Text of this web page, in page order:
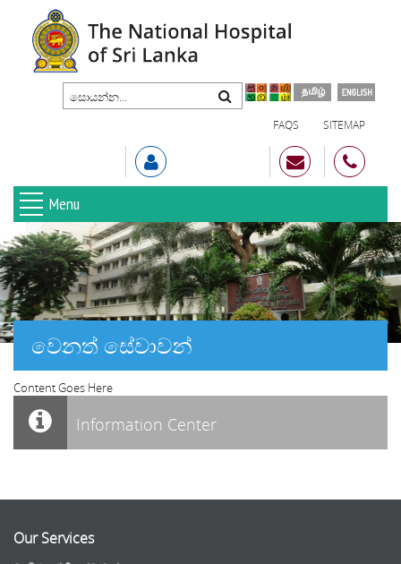
FAQS SITEMAP
Menu
වෙනත් සේවාවන්
Content Goes Here
Information Center
Our Services